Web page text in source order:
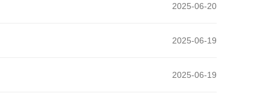
2025-06-20
2025-06-19
2025-06-19